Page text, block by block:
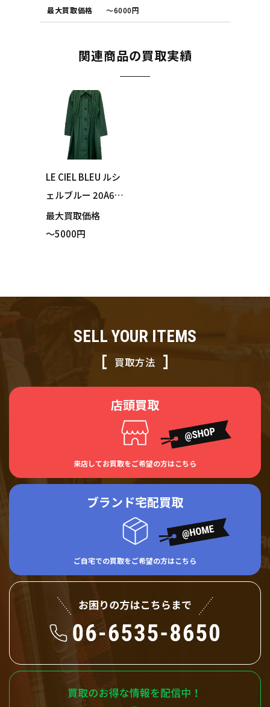
最大買取価格 ～6000円
関連商品の買取実績
LE CIEL BLEU ルシ
ェルブルー 20A654
02 コート ステンカ
ラーコート グリー
最大買取価格
～5000円
SELL YOUR ITEMS
買取方法
店頭買取
来店してお買取をご希望の方はこちら
ブランド宅配買取
ご自宅での買取をご希望の方はこちら